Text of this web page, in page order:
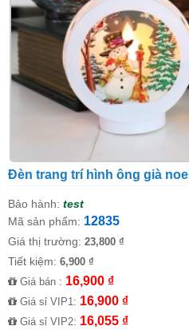
Đèn trang trí hình ông già noel
Bảo hành: test
Mã sản phẩm: 12835
Giá thị trường: 23,800 ₫
Tiết kiệm: 6,900 ₫
Giá bán : 16,900 ₫
Giá sỉ VIP1: 16,900 ₫
Giá sỉ VIP2: 16,055 ₫